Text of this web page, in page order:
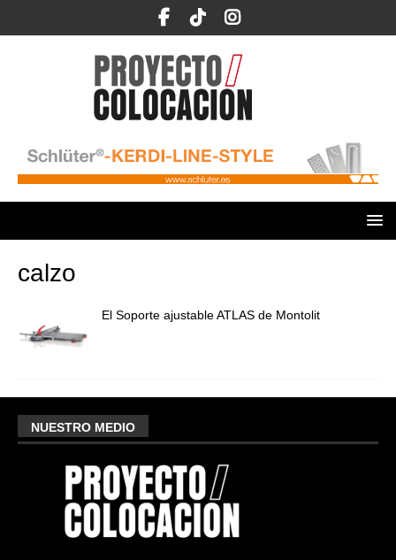
calzo
El Soporte ajustable ATLAS de Montolit
NUESTRO MEDIO